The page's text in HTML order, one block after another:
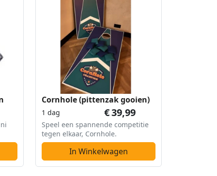
Cornhole (pittenzak gooien)
1 dag €39,99
Speel een spannende competitie
tegen elkaar, Cornhole.
In Winkelwagen